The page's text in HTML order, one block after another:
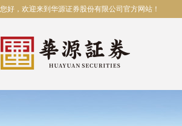
您好，欢迎来到华源证券股份有限公司官方网站！